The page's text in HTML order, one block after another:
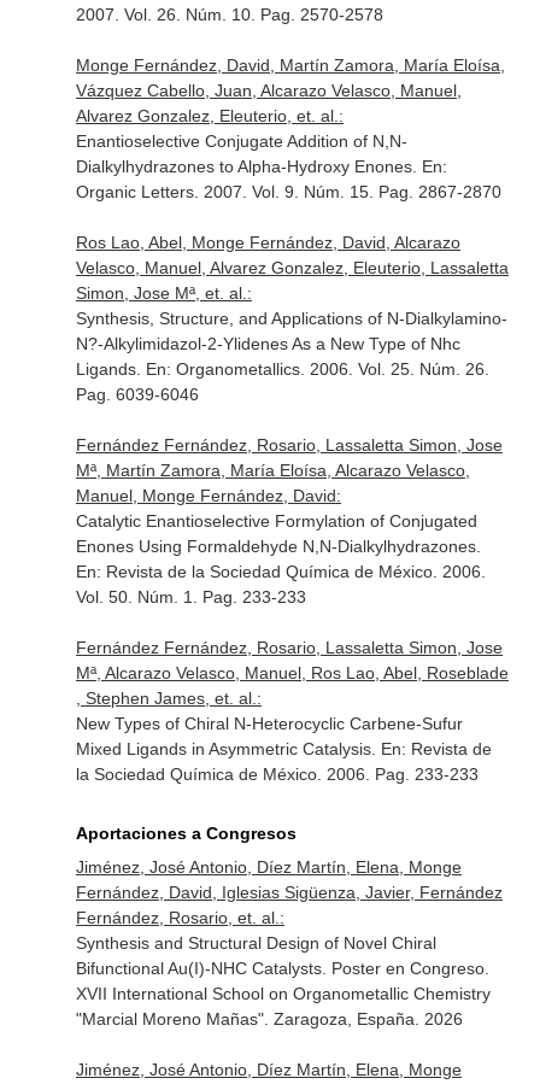
2007. Vol. 26. Núm. 10. Pag. 2570-2578
Monge Fernández, David, Martín Zamora, María Eloísa,
Vázquez Cabello, Juan, Alcarazo Velasco, Manuel,
Alvarez Gonzalez, Eleuterio, et. al.:
Enantioselective Conjugate Addition of N,N-
Dialkylhydrazones to Alpha-Hydroxy Enones. En:
Organic Letters. 2007. Vol. 9. Núm. 15. Pag. 2867-2870
Ros Lao, Abel, Monge Fernández, David, Alcarazo
Velasco, Manuel, Alvarez Gonzalez, Eleuterio, Lassaletta
Simon, Jose Mª, et. al.:
Synthesis, Structure, and Applications of N-Dialkylamino-
N?-Alkylimidazol-2-Ylidenes As a New Type of Nhc
Ligands. En: Organometallics. 2006. Vol. 25. Núm. 26.
Pag. 6039-6046
Fernández Fernández, Rosario, Lassaletta Simon, Jose
Mª, Martín Zamora, María Eloísa, Alcarazo Velasco,
Manuel, Monge Fernández, David:
Catalytic Enantioselective Formylation of Conjugated
Enones Using Formaldehyde N,N-Dialkylhydrazones.
En: Revista de la Sociedad Química de México. 2006.
Vol. 50. Núm. 1. Pag. 233-233
Fernández Fernández, Rosario, Lassaletta Simon, Jose
Mª, Alcarazo Velasco, Manuel, Ros Lao, Abel, Roseblade
, Stephen James, et. al.:
New Types of Chiral N-Heterocyclic Carbene-Sufur
Mixed Ligands in Asymmetric Catalysis. En: Revista de
la Sociedad Química de México. 2006. Pag. 233-233
Aportaciones a Congresos
Jiménez, José Antonio, Díez Martín, Elena, Monge
Fernández, David, Iglesias Sigüenza, Javier, Fernández
Fernández, Rosario, et. al.:
Synthesis and Structural Design of Novel Chiral
Bifunctional Au(I)-NHC Catalysts. Poster en Congreso.
XVII International School on Organometallic Chemistry
"Marcial Moreno Mañas". Zaragoza, España. 2026
Jiménez, José Antonio, Díez Martín, Elena, Monge